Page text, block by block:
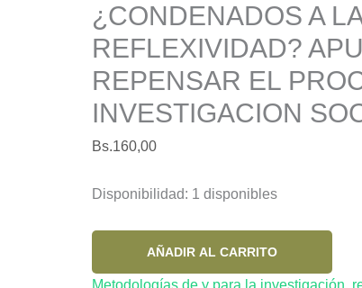
¿CONDENADOS A LA
REFLEXIVIDAD?
REPENSAR EL
INVESTIGACION
Bs.160,00
Disponibilidad: 1 disponibles
AÑADIR AL CARRITO
Metodologías de y para la investigación,